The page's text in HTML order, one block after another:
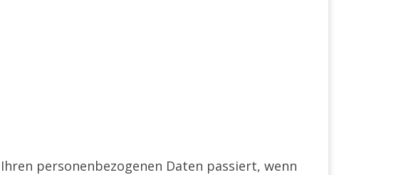
personenbezogenen Daten passiert, wenn